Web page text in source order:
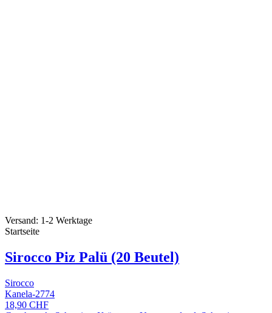
Versand: 1-2 Werktage
Startseite
Sirocco Piz Palü (20 Beutel)
Sirocco
Kanela-2774
18,90 CHF